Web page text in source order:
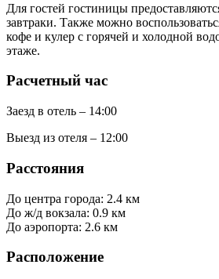
Для гостей гостиницы
завтраки. Также можно
кофе и кулер с горячей и холодной
этаже.
Расчетный час
Заезд в отель – 14:00
Выезд из отеля – 12:00
Расстояния
До центра города: 2.4 км
До ж/д вокзала: 0.9 км
До аэропорта: 2.6 км
Расположение